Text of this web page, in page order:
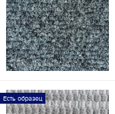
Есть образец